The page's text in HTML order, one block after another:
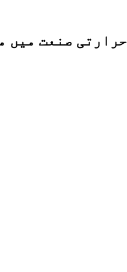
صنعت میں